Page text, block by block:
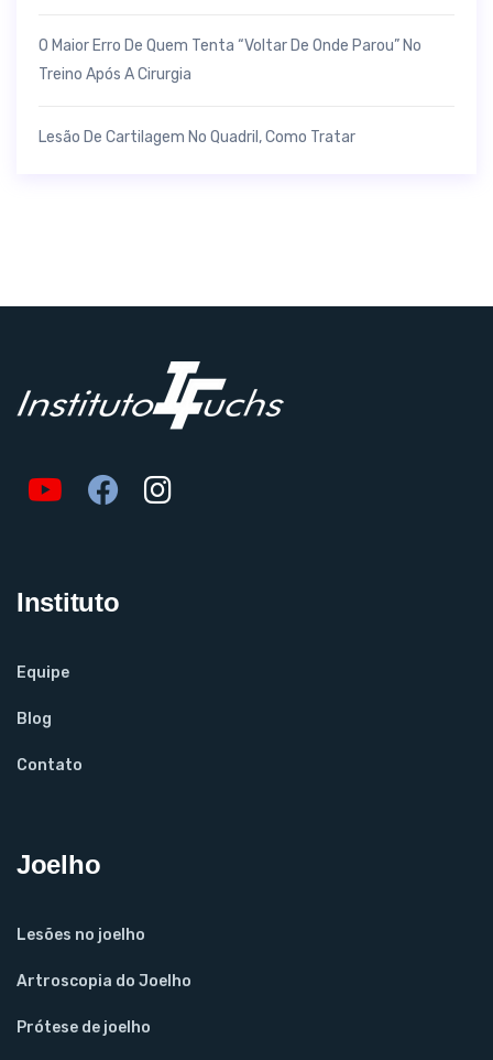
O Maior Erro De Quem Tenta “voltar De Onde Parou” No
Treino Após A Cirurgia
Lesão De Cartilagem No Quadril, Como Tratar
Instituto
Equipe
Blog
Contato
Joelho
Lesões no joelho
Artroscopia do Joelho
Prótese de joelho